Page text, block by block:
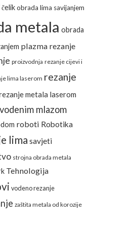
obrada lima savijanjem
metala obrada
plazma rezanje
proizvodnja rezanje cijevi i
lima laserom rezanje
metala laserom
mlazom
roboti Robotika
lima savjeti
strojna obrada metala
Tehnologija
vodeno rezanje
zaštita metala od korozije